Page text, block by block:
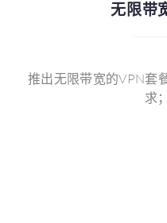
无限带
推出无限带宽的VPN套
求；